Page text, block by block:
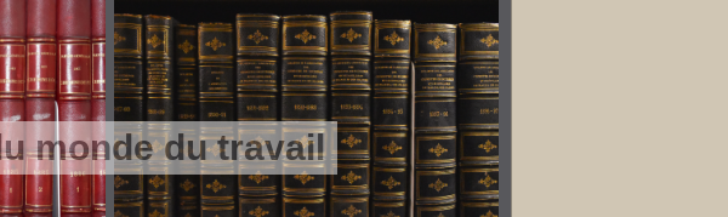
monde du travail